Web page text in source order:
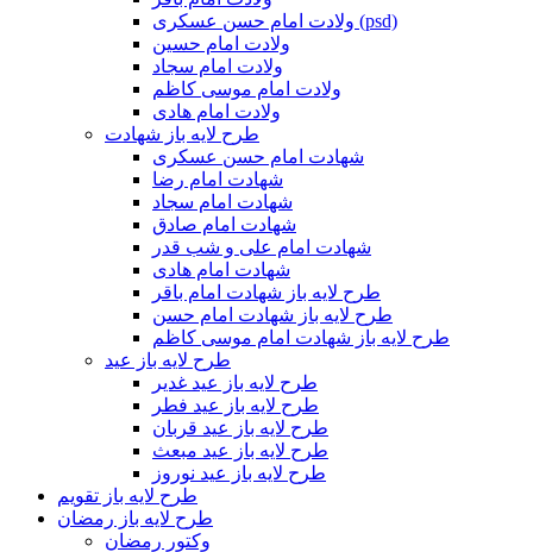
ولادت امام حسن عسکری (psd)
ولادت امام حسین
ولادت امام سجاد
ولادت امام موسی کاظم
ولادت امام هادی
طرح لایه باز شهادت
شهادت امام حسن عسکری
شهادت امام رضا
شهادت امام سجاد
شهادت امام صادق
شهادت امام علی و شب قدر
شهادت امام هادی
طرح لایه باز شهادت امام باقر
طرح لایه باز شهادت امام حسن
طرح لایه باز شهادت امام موسی کاظم
طرح لایه باز عید
طرح لایه باز عید غدیر
طرح لایه باز عید فطر
طرح لایه باز عید قربان
طرح لایه باز عید مبعث
طرح لایه باز عید نوروز
طرح لایه باز تقویم
طرح لایه باز رمضان
وکتور رمضان